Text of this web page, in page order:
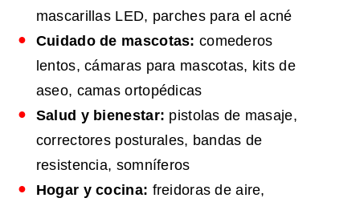
mascarillas LED, parches para el acné
Cuidado de mascotas: comederos
lentos, cámaras para mascotas, kits de
aseo, camas ortopédicas
Salud y bienestar: pistolas de masaje,
correctores posturales, bandas de
resistencia, somníferos
Hogar y cocina: freidoras de aire,